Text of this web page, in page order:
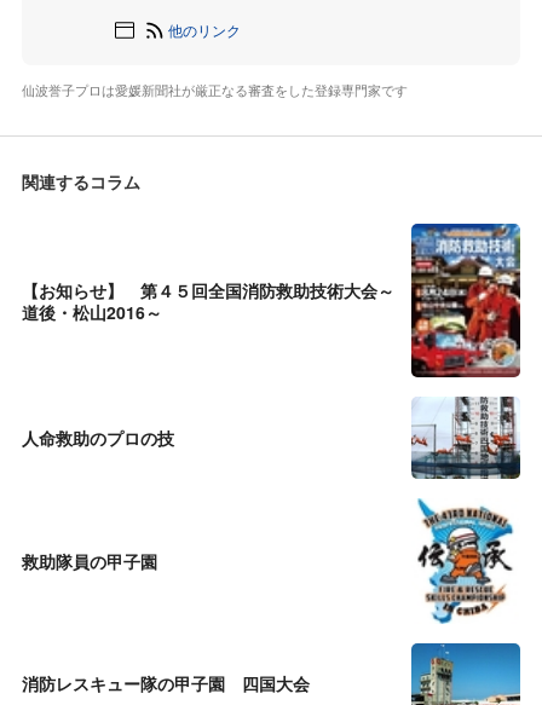
他のリンク
仙波誉子プロは愛媛新聞社が厳正なる審査をした登録専門家です
関連するコラム
【お知らせ】 第４５回全国消防救助技術大会～
道後・松山2016～
人命救助のプロの技
救助隊員の甲子園
消防レスキュー隊の甲子園 四国大会